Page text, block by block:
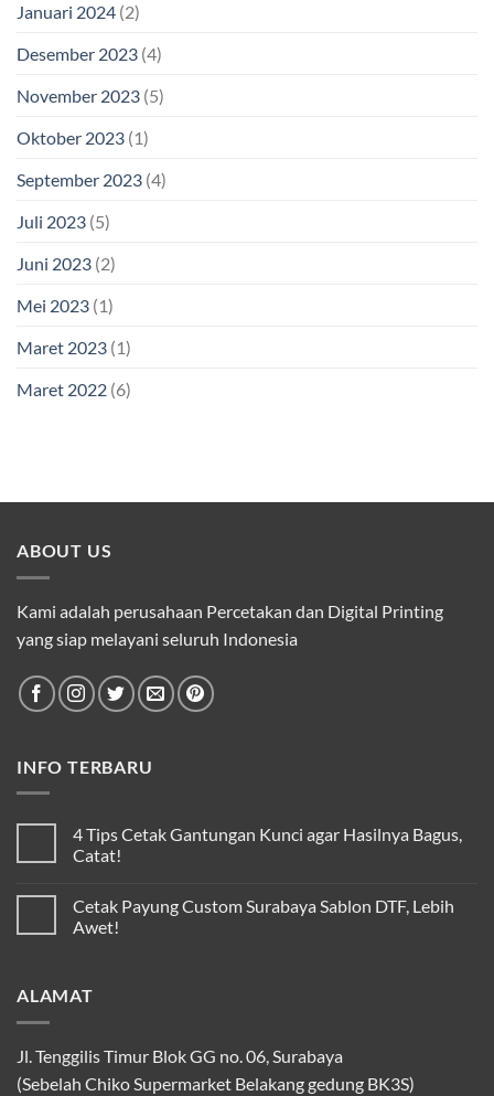
Januari 2024 (2)
Desember 2023 (4)
November 2023 (5)
Oktober 2023 (1)
September 2023 (4)
Juli 2023 (5)
Juni 2023 (2)
Mei 2023 (1)
Maret 2023 (1)
Maret 2022 (6)
ABOUT US
Kami adalah perusahaan Percetakan dan Digital Printing
yang siap melayani seluruh Indonesia
INFO TERBARU
4 Tips Cetak Gantungan Kunci agar Hasilnya Bagus,
Catat!
Cetak Payung Custom Surabaya Sablon DTF, Lebih
Awet!
ALAMAT
Jl. Tenggilis Timur Blok GG no. 06, Surabaya
(Sebelah Chiko Supermarket Belakang gedung BK3S)